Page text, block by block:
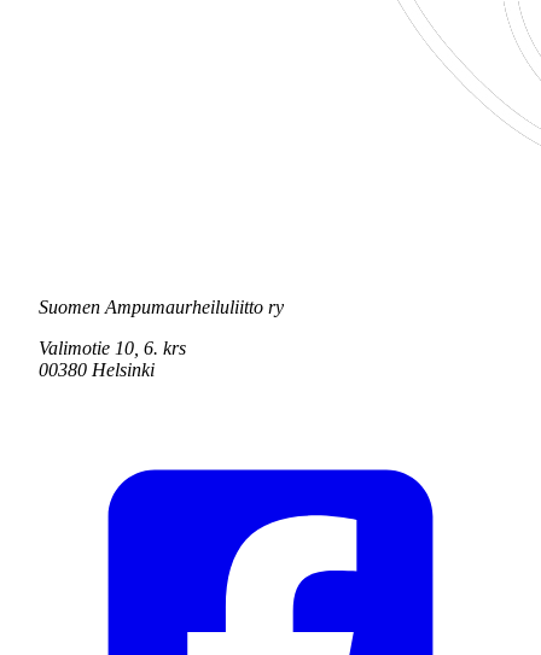
Suomen Ampumaurheiluliitto ry
Valimotie 10, 6. krs
00380 Helsinki